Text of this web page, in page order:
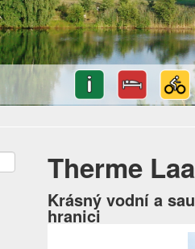
Therme Laa
Krásný vodní a
hranici